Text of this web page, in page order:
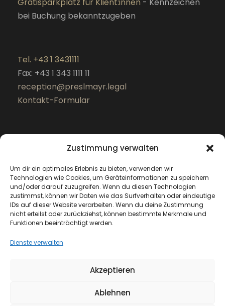
Zustimmung verwalten
Um dir ein optimales Erlebnis zu bieten, verwenden wir
Technologien wie Cookies, um Geräteinformationen zu speichern
und/oder darauf zuzugreifen. Wenn du diesen Technologien
zustimmst, können wir Daten wie das Surfverhalten oder eindeutige
IDs auf dieser Website verarbeiten. Wenn du deine Zustimmung
nicht erteilst oder zurückziehst, können bestimmte Merkmale und
Funktionen beeinträchtigt werden.
Dienste verwalten
Akzeptieren
Ablehnen
bei Buchung bekanntzugeben
Tel. +43 1 3431111
Fax: +43 1 343 1111 11
reception@preslmayr.legal
Kontakt-Formular
Copyright 2025 preslmayr.legal Rechtsanwälte